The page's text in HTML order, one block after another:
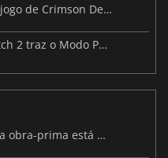
Pearl Abyss revela imagens de jogo de Crimson Desert para a PS5
A atualização da Nintendo Switch 2 traz o Modo Portátil aos jogos mais antigos da Switch
GTA VI: Para além dos atrasos, a obra-prima está quase a chegar